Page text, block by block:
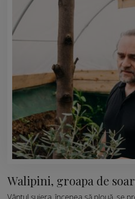
Walipini, groapa de